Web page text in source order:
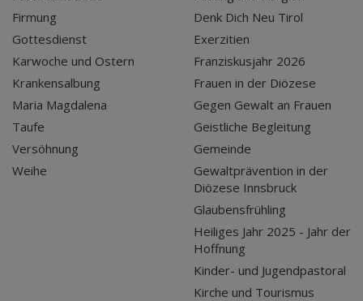
Firmung
Gottesdienst
Karwoche und Ostern
Krankensalbung
Maria Magdalena
Taufe
Versöhnung
Weihe
Denk Dich Neu Tirol
Exerzitien
Franziskusjahr 2026
Frauen in der Diözese
Gegen Gewalt an Frauen
Geistliche Begleitung
Gemeinde
Gewaltprävention in der
Diözese Innsbruck
Glaubensfrühling
Heiliges Jahr 2025 - Jahr der
Hoffnung
Kinder- und Jugendpastoral
Kirche und Tourismus